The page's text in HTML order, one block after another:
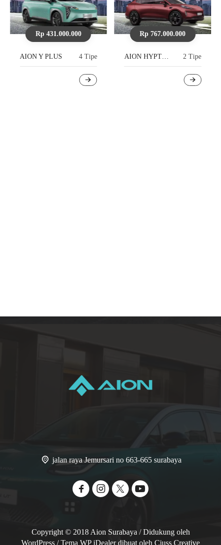
Rp 431.000.000
AION Y PLUS 4 Tipe
Rp 767.000.000
AION HYPTECT HT 2 Tipe
jalan raya Jemursari no 663-665 surabaya
Copyright © 2018 Aion Surabaya / Didukung oleh
WordPress / Tema WP iDealer dibuat oleh Ciuss Creative